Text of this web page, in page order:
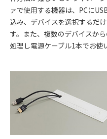
ァで使用する機器は、PCに
込み、デバイスを選択するだ
す。また、複数のデバイスか
処理し電源ケーブル1本でお使